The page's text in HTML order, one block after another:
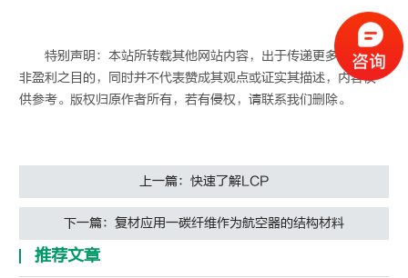
特别声明：本站所转载其他网站内容，出于传递更多信息而
非盈利之目的，同时并不代表赞成其观点或证实其描述，内容仅
供参考。版权归原作者所有，若有侵权，请联系我们删除。
上一篇：快速了解LCP
下一篇：复材应用一碳纤维作为航空器的结构材料
推荐文章